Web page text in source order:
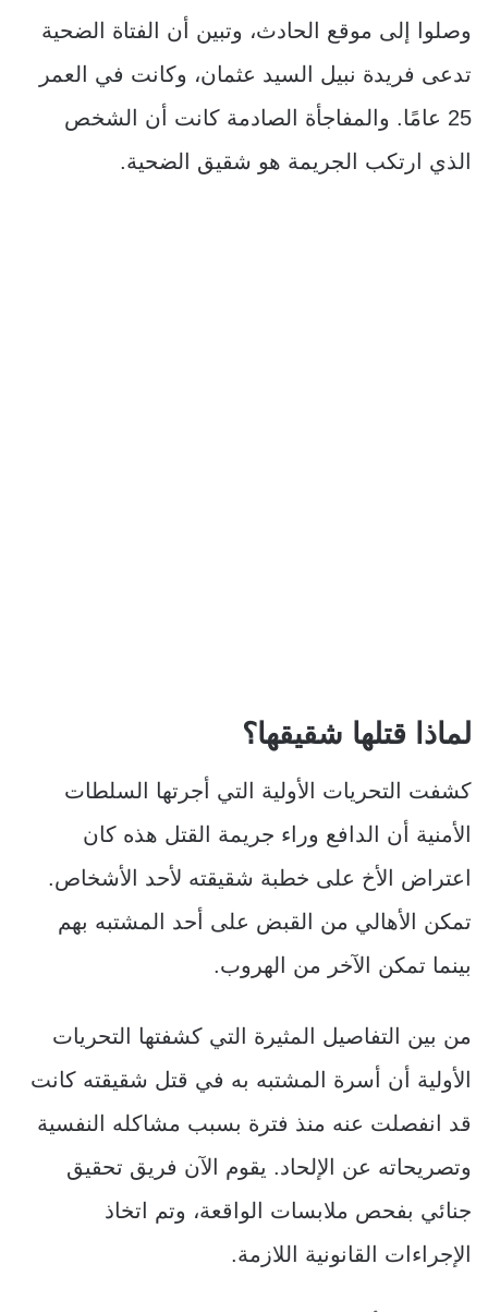
وصلوا إلى موقع الحادث، وتبين أن الفتاة الضحية
تدعى فريدة نبيل السيد عثمان، وكانت في العمر
25 عامًا. والمفاجأة الصادمة كانت أن الشخص
الذي ارتكب الجريمة هو شقيق الضحية.
لماذا قتلها شقيقها؟
كشفت التحريات الأولية التي أجرتها السلطات
الأمنية أن الدافع وراء جريمة القتل هذه كان
اعتراض الأخ على خطبة شقيقته لأحد الأشخاص.
تمكن الأهالي من القبض على أحد المشتبه بهم
بينما تمكن الآخر من الهروب.
من بين التفاصيل المثيرة التي كشفتها التحريات
الأولية أن أسرة المشتبه به في قتل شقيقته كانت
قد انفصلت عنه منذ فترة بسبب مشاكله النفسية
وتصريحاته عن الإلحاد. يقوم الآن فريق تحقيق
جنائي بفحص ملابسات الواقعة، وتم اتخاذ
الإجراءات القانونية اللازمة.